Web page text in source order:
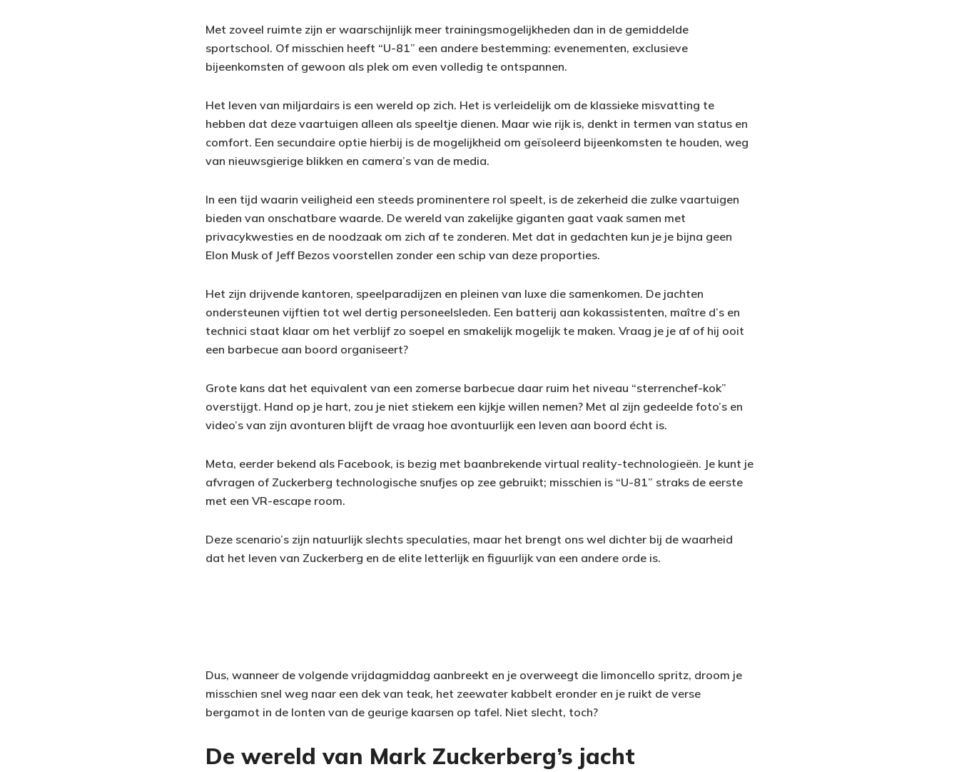
Met zoveel ruimte zijn er waarschijnlijk meer trainingsmogelijkheden dan in de gemiddelde
sportschool. Of misschien heeft “U-81” een andere bestemming: evenementen, exclusieve
bijeenkomsten of gewoon als plek om even volledig te ontspannen.
Het leven van miljardairs is een wereld op zich. Het is verleidelijk om de klassieke misvatting te
hebben dat deze vaartuigen alleen als speeltje dienen. Maar wie rijk is, denkt in termen van status en
comfort. Een secundaire optie hierbij is de mogelijkheid om geïsoleerd bijeenkomsten te houden, weg
van nieuwsgierige blikken en camera’s van de media.
In een tijd waarin veiligheid een steeds prominentere rol speelt, is de zekerheid die zulke vaartuigen
bieden van onschatbare waarde. De wereld van zakelijke giganten gaat vaak samen met
privacykwesties en de noodzaak om zich af te zonderen. Met dat in gedachten kun je je bijna geen
Elon Musk of Jeff Bezos voorstellen zonder een schip van deze proporties.
Het zijn drijvende kantoren, speelparadijzen en pleinen van luxe die samenkomen. De jachten
ondersteunen vijftien tot wel dertig personeelsleden. Een batterij aan kokassistenten, maître d’s en
technici staat klaar om het verblijf zo soepel en smakelijk mogelijk te maken. Vraag je je af of hij ooit
een barbecue aan boord organiseert?
Grote kans dat het equivalent van een zomerse barbecue daar ruim het niveau “sterrenchef-kok”
overstijgt. Hand op je hart, zou je niet stiekem een kijkje willen nemen? Met al zijn gedeelde foto’s en
video’s van zijn avonturen blijft de vraag hoe avontuurlijk een leven aan boord écht is.
Meta, eerder bekend als Facebook, is bezig met baanbrekende virtual reality-technologieën. Je kunt je
afvragen of Zuckerberg technologische snufjes op zee gebruikt; misschien is “U-81” straks de eerste
met een VR-escape room.
Deze scenario’s zijn natuurlijk slechts speculaties, maar het brengt ons wel dichter bij de waarheid
dat het leven van Zuckerberg en de elite letterlijk en figuurlijk van een andere orde is.
Dus, wanneer de volgende vrijdagmiddag aanbreekt en je overweegt die limoncello spritz, droom je
misschien snel weg naar een dek van teak, het zeewater kabbelt eronder en je ruikt de verse
bergamot in de lonten van de geurige kaarsen op tafel. Niet slecht, toch?
De wereld van Mark Zuckerberg’s jacht